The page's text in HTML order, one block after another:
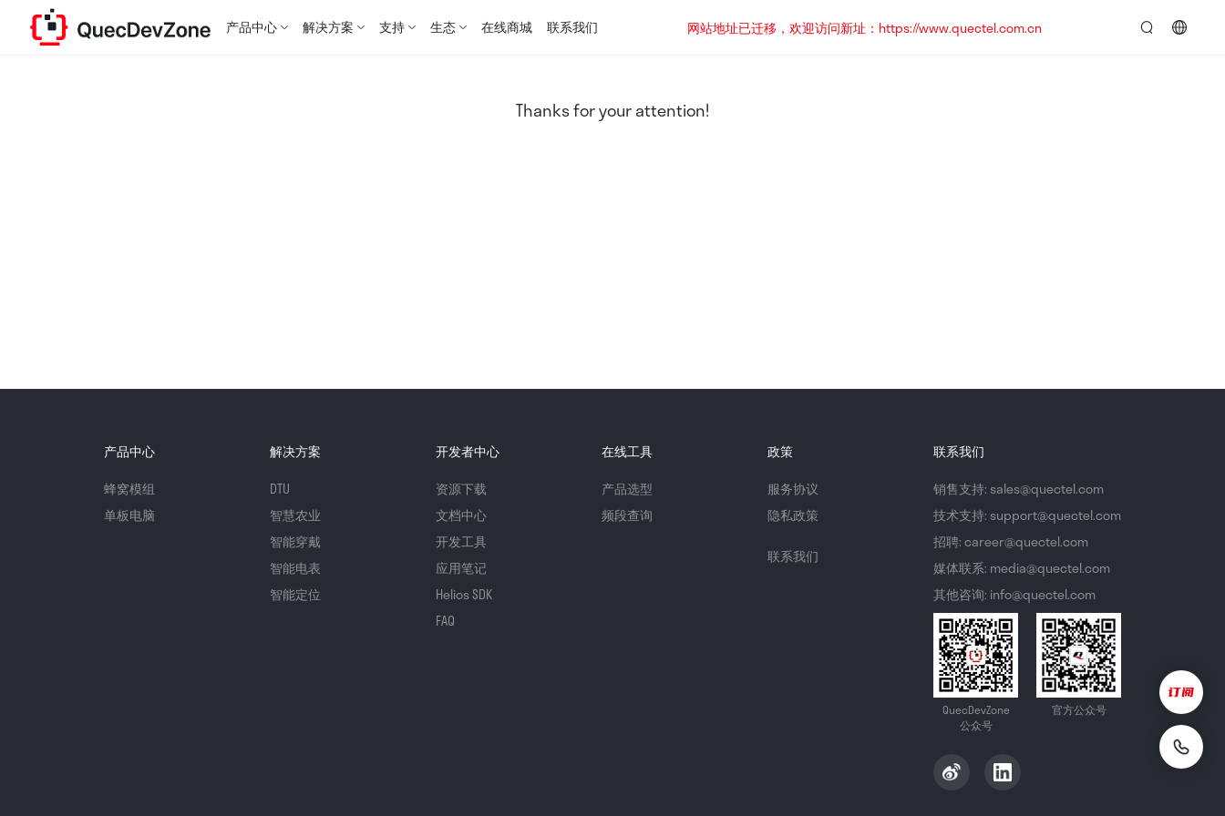
产品中心 解决方案 支持 生态 在线商城 联系我们
网站地址已迁移，欢迎访问新址：https://www.quectel.com.cn
Thanks for your attention!
产品中心
蜂窝模组
单板电脑
解决方案
DTU
智慧农业
智能穿戴
智能电表
智能定位
开发者中心
资源下载
文档中心
开发工具
应用笔记
Helios SDK
FAQ
在线工具
产品选型
频段查询
政策
服务协议
隐私政策
联系我们
联系我们
销售支持: sales@quectel.com
技术支持: support@quectel.com
招聘: career@quectel.com
媒体联系: media@quectel.com
其他咨询: info@quectel.com
QuecDevZone
公众号
官方公众号